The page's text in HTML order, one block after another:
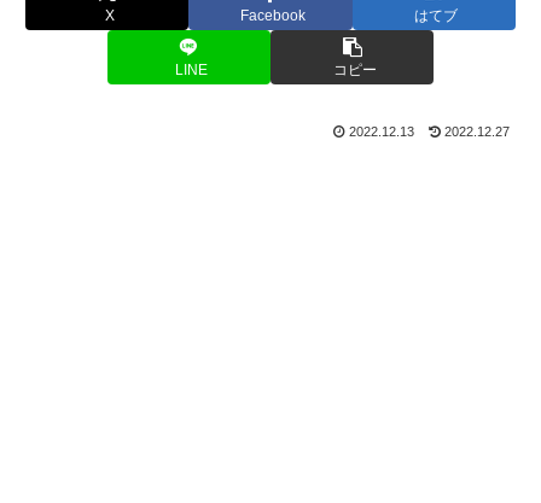
X Facebook はてブ
LINE コピー
2022.12.13 2022.12.27